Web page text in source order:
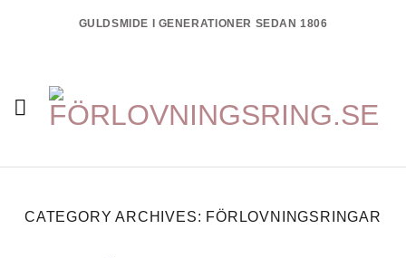
GULDSMIDE I GENERATIONER SEDAN 1806
CATEGORY ARCHIVES: FÖRLOVNINGSRINGAR